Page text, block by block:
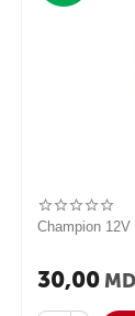
Champion
30,00